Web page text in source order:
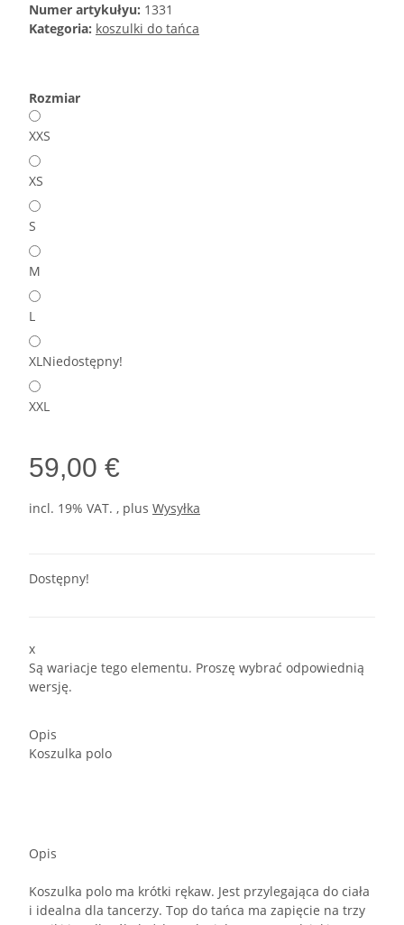
Numer artykułyu: 1331
Kategoria: koszulki do tańca
Rozmiar
XXS
XS
S
M
L
XLNiedostępny!
XXL
59,00 €
incl. 19% VAT. , plus Wysyłka
Dostępny!
x
Są wariacje tego elementu. Proszę wybrać odpowiednią
wersję.
Opis
Koszulka polo
Opis
Koszulka polo ma krótki rękaw. Jest przylegająca do ciała
i idealna dla tancerzy. Top do tańca ma zapięcie na trzy